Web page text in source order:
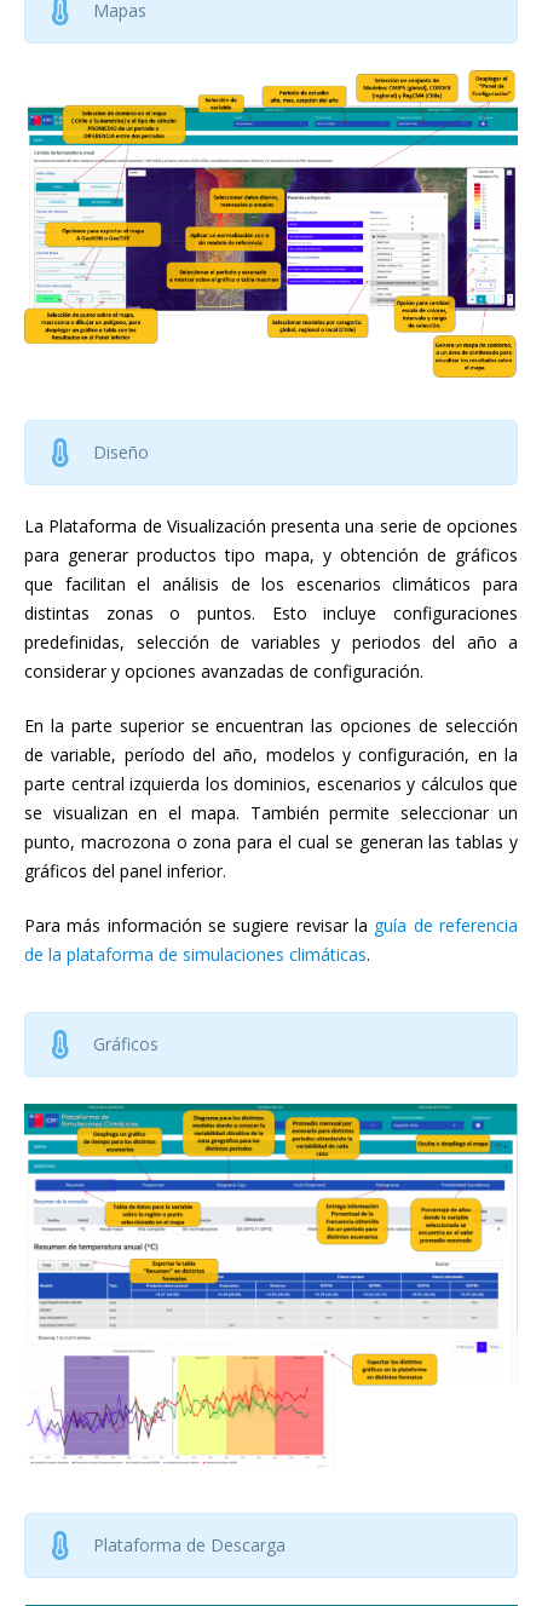
Mapas
Diseño
La Plataforma de Visualización presenta una serie de opciones
para generar productos tipo mapa, y obtención de gráficos
que facilitan el análisis de los escenarios climáticos para
distintas zonas o puntos. Esto incluye configuraciones
predefinidas, selección de variables y periodos del año a
considerar y opciones avanzadas de configuración.
En la parte superior se encuentran las opciones de selección
de variable, período del año, modelos y configuración, en la
parte central izquierda los dominios, escenarios y cálculos que
se visualizan en el mapa. También permite seleccionar un
punto, macrozona o zona para el cual se generan las tablas y
gráficos del panel inferior.
Para más información se sugiere revisar la guía de referencia
de la plataforma de simulaciones climáticas.
Gráficos
Plataforma de Descarga